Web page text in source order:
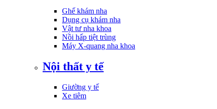
Ghế khám nha
Dụng cụ khám nha
Vật tư nha khoa
Nồi hấp tiệt trùng
Máy X-quang nha khoa
Nội thất y tế
Giường y tế
Xe tiêm